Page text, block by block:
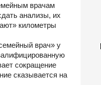
врачам
анализы, их
километры
врач» у
сокращение
сказывается на